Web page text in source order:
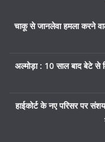
चाकू से जानलेवा हमला करने
अल्मोड़ा : 10 साल बाद बेटे से
हाईकोर्ट के नए परिसर पर